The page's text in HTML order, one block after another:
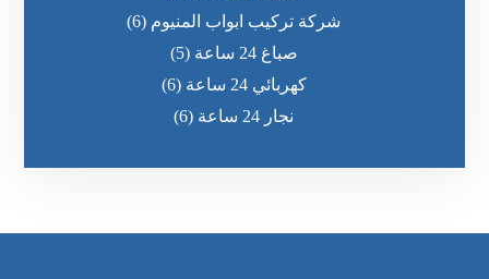
شركة تركيب ابواب المنيوم (6)
صباغ 24 ساعة
(5)
كهربائي 24 ساعة
(6)
نجار 24 ساعة
(6)